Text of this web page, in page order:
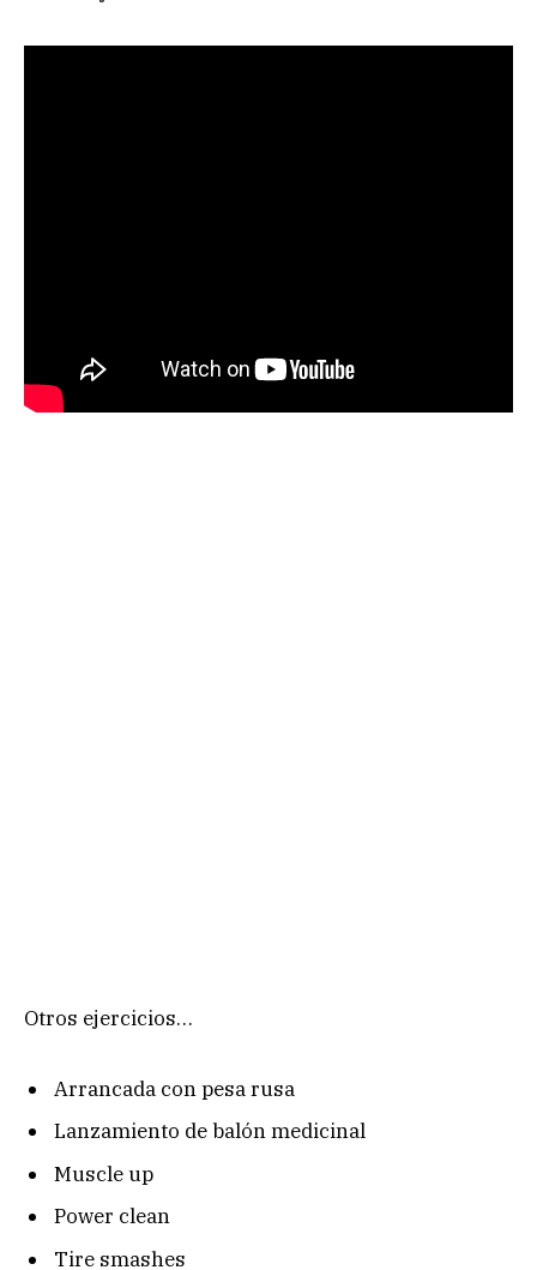
Otros ejercicios…
Arrancada con pesa rusa
Lanzamiento de balón medicinal
Muscle up
Power clean
Tire smashes